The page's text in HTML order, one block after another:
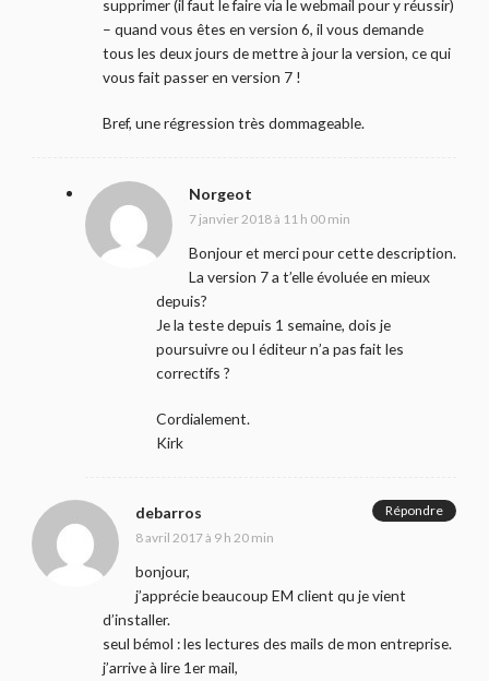
supprimer (il faut le faire via le webmail pour y réussir)
– quand vous êtes en version 6, il vous demande
tous les deux jours de mettre à jour la version, ce qui
vous fait passer en version 7 !
Bref, une régression très dommageable.
Norgeot
7 janvier 2018 à 11 h 00 min
Bonjour et merci pour cette description.
La version 7 a t’elle évoluée en mieux
depuis?
Je la teste depuis 1 semaine, dois je
poursuivre ou l éditeur n’a pas fait les
correctifs ?
Cordialement.
Kirk
debarros
8 avril 2017 à 9 h 20 min
bonjour,
j’apprécie beaucoup EM client qu je vient
d’installer.
seul bémol : les lectures des mails de mon entreprise.
j’arrive à lire 1er mail,
Répondre